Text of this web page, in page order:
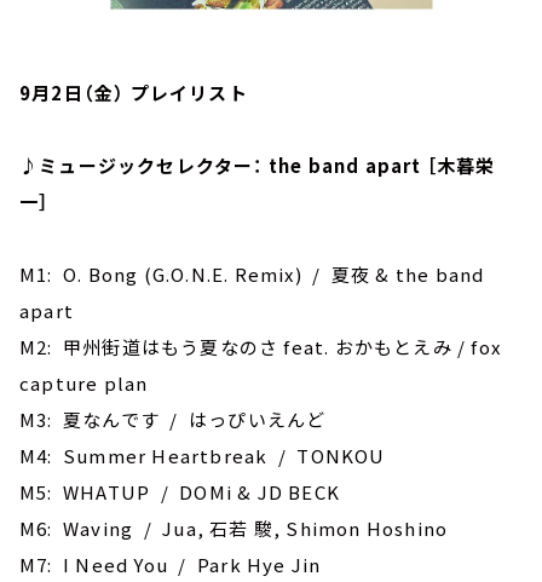
9月2日（金） プレイリスト
♪ミュージックセレクター： the band apart ［木暮栄
一］
M1: O. Bong (G.O.N.E. Remix) / 夏夜 & the band
apart
M2: 甲州街道はもう夏なのさ feat. おかもとえみ / fox
capture plan
M3: 夏なんです / はっぴいえんど
M4: Summer Heartbreak / TONKOU
M5: WHATUP / DOMi & JD BECK
M6: Waving / Jua, 石若 駿, Shimon Hoshino
M7: I Need You / Park Hye Jin